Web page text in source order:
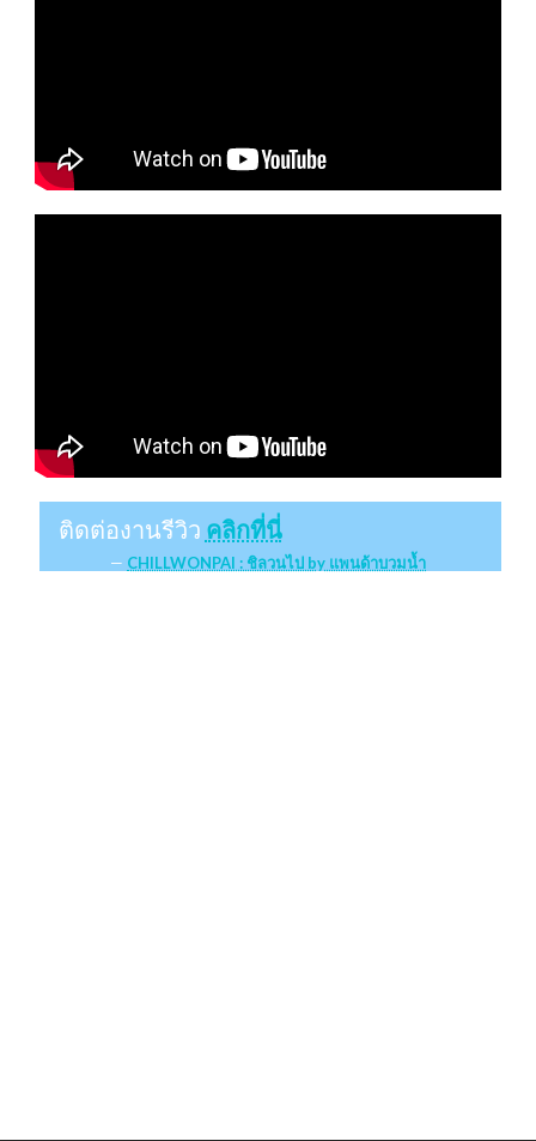
ติดต่องานรีวิว คลิกที่นี่
CHILLWONPAI : ชิลวนไป by แพนด้าบวมน้ำ